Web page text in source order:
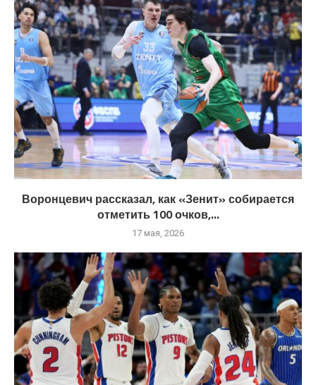
Воронцевич рассказал, как «Зенит» собирается
отметить 100 очков,...
17 мая, 2026